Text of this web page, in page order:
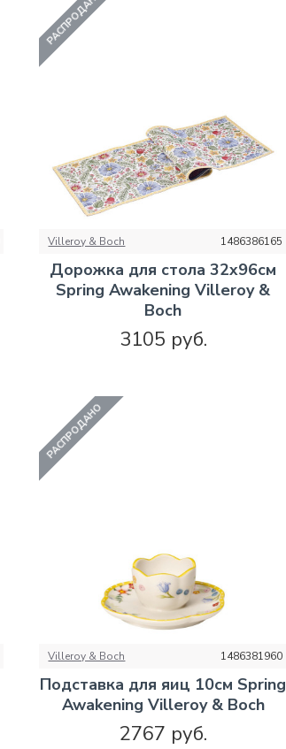
РАСПРОДАНО
Villeroy & Boch 1486386165
Дорожка для стола 32x96см
Spring Awakening Villeroy &
Boch
3105 руб.
РАСПРОДАНО
Villeroy & Boch 1486381960
Подставка для яиц 10см Spring
Awakening Villeroy & Boch
2767 руб.